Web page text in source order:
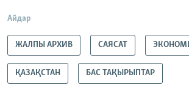
Айдар
ЖАЛПЫ АРХИВ САЯСАТ
ҚАЗАҚСТАН БАС ТАҚЫРЫПТАР